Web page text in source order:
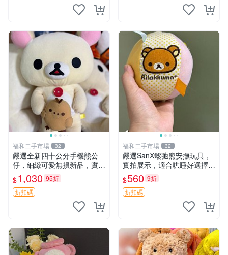
福和二手市場 32
嚴選全新四十公分手機熊公
仔，細緻可愛無損新品，實拍
展現萌趣風采 潘朵拉 熊抱枕
$1,030 95折
折扣碼
福和二手市場 32
嚴選SanX鬆弛熊安撫玩具，
實拍展示，適合哄睡好選擇
電腦玩具 安撫用品
$560 9折
折扣碼